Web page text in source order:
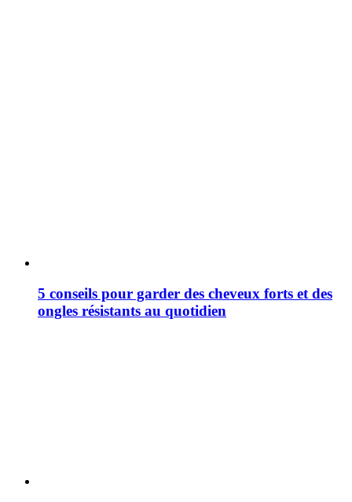
5 conseils pour garder des cheveux forts et des
ongles résistants au quotidien